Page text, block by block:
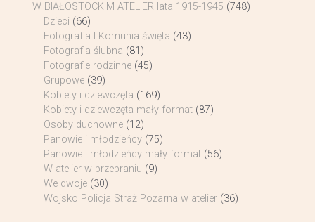
W BIAŁOSTOCKIM ATELIER lata 1915-1945 (748)
Dzieci (66)
Fotografia I Komunia święta (43)
Fotografia ślubna (81)
Fotografie rodzinne (45)
Grupowe (39)
Kobiety i dziewczęta (169)
Kobiety i dziewczęta mały format (87)
Osoby duchowne (12)
Panowie i młodzieńcy (75)
Panowie i młodzieńcy mały format (56)
W atelier w przebraniu (9)
We dwoje (30)
Wojsko Policja Straż Pożarna w atelier (36)